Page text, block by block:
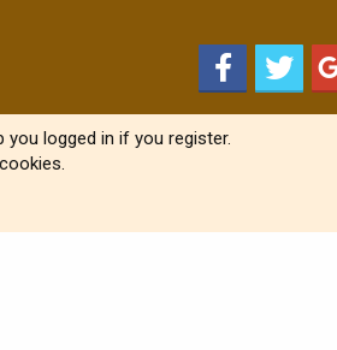
logged in if you register.